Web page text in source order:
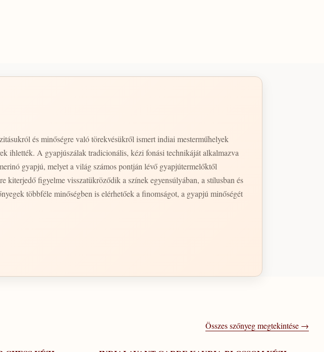
és minőségre való törekvésükről ismert indiai mesterműhelyek
ihlették. A gyapjúszálak tradicionális, kézi fonási technikáját alkalmazva
gyapjú, melyet a világ számos pontján lévő gyapjútermelőktől
kiterjedő figyelme visszatükröződik a színek egyensúlyában, a stílusban és
többféle minőségben is elérhetőek a finomságot, a gyapjú minőségét
Összes szőnyeg megtekintése →